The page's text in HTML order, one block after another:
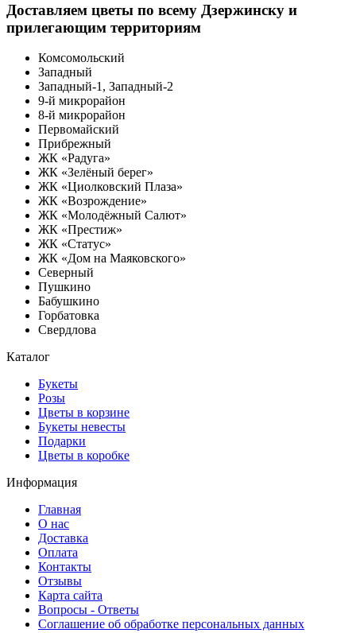
Доставляем цветы по всему Дзержинску и
прилегающим территориям
Комсомольский
Западный
Западный-1, Западный-2
9-й микрорайон
8-й микрорайон
Первомайский
Прибрежный
ЖК «Радуга»
ЖК «Зелёный берег»
ЖК «Циолковский Плаза»
ЖК «Возрождение»
ЖК «Молодёжный Салют»
ЖК «Престиж»
ЖК «Статус»
ЖК «Дом на Маяковского»
Северный
Пушкино
Бабушкино
Горбатовка
Свердлова
Каталог
Букеты
Розы
Цветы в корзине
Букеты невесты
Подарки
Цветы в коробке
Информация
Главная
О нас
Доставка
Оплата
Контакты
Отзывы
Карта сайта
Вопросы - Ответы
Соглашение об обработке персональных данных